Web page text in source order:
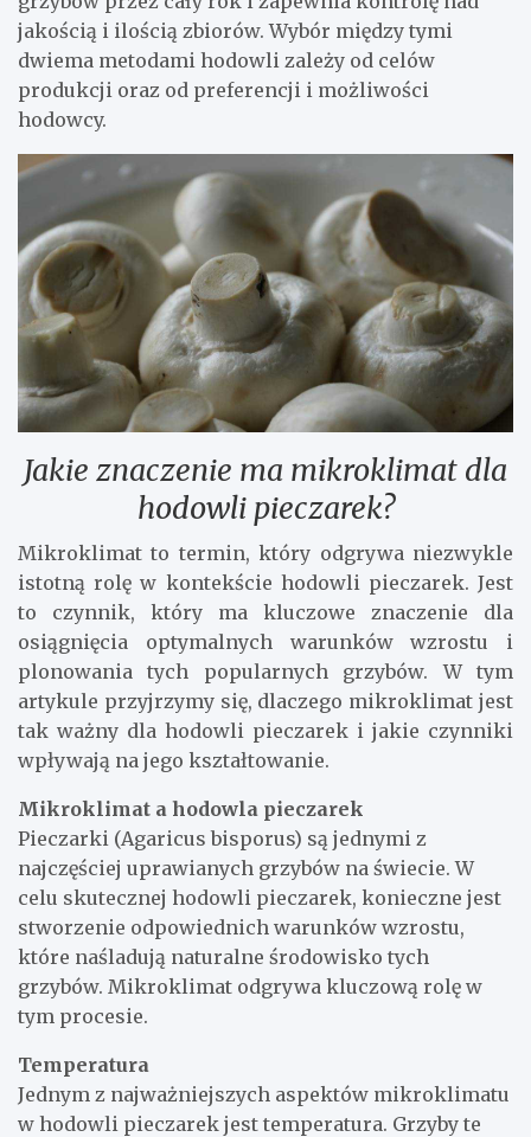
jakością i ilością zbiorów. Wybór między tymi
dwiema metodami hodowli zależy od celów
produkcji oraz od preferencji i możliwości
hodowcy.
Jakie znaczenie ma mikroklimat dla
hodowli pieczarek?
Mikroklimat to termin, który odgrywa niezwykle
istotną rolę w kontekście hodowli pieczarek. Jest
to czynnik, który ma kluczowe znaczenie dla
osiągnięcia optymalnych warunków wzrostu i
plonowania tych popularnych grzybów. W tym
artykule przyjrzymy się, dlaczego mikroklimat jest
tak ważny dla hodowli pieczarek i jakie czynniki
wpływają na jego kształtowanie.
Mikroklimat a hodowla pieczarek
Pieczarki (Agaricus bisporus) są jednymi z
najczęściej uprawianych grzybów na świecie. W
celu skutecznej hodowli pieczarek, konieczne jest
stworzenie odpowiednich warunków wzrostu,
które naśladują naturalne środowisko tych
grzybów. Mikroklimat odgrywa kluczową rolę w
tym procesie.
Temperatura
Jednym z najważniejszych aspektów mikroklimatu
w hodowli pieczarek jest temperatura. Grzyby te